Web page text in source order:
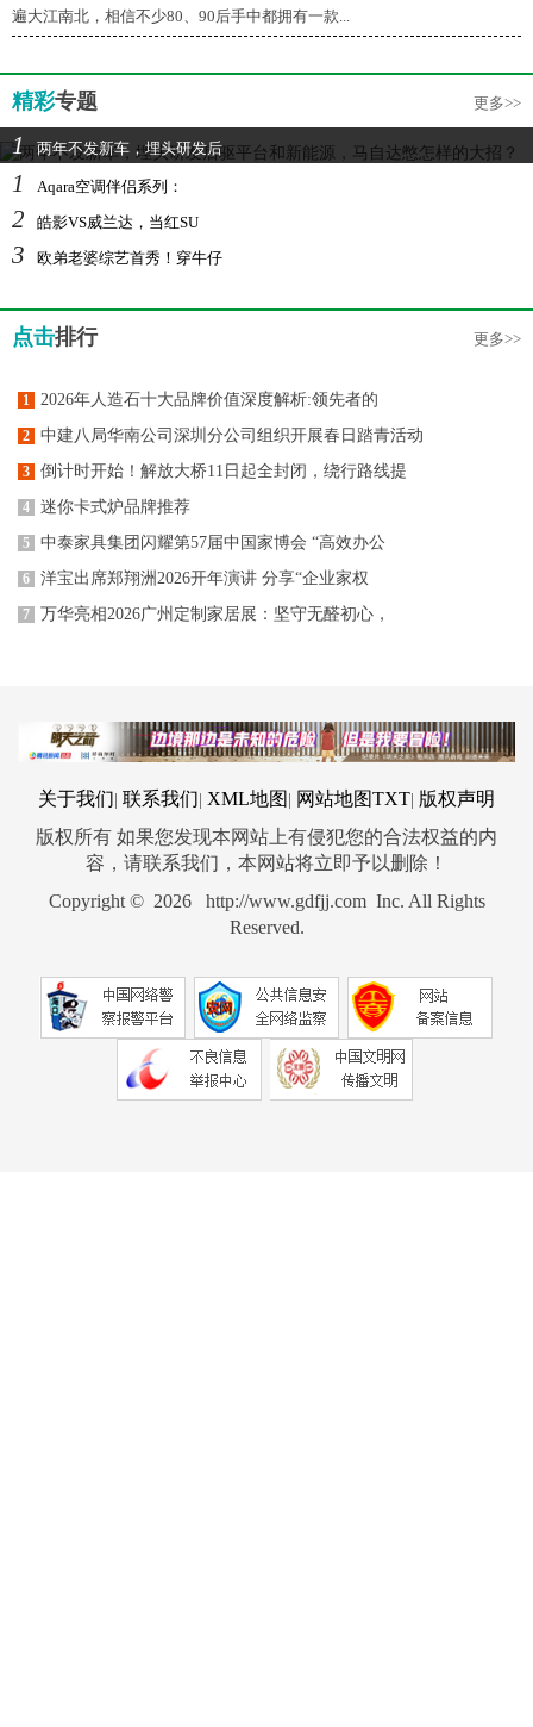
遍大江南北，相信不少80、90后手中都拥有一款...
精彩专题 更多>>
1 两年不发新车，埋头研发后
1 Aqara空调伴侣系列：
2 皓影VS威兰达，当红SU
3 欧弟老婆综艺首秀！穿牛仔
点击排行 更多>>
1 2026年人造石十大品牌价值深度解析:领先者的
2 中建八局华南公司深圳分公司组织开展春日踏青活动
3 倒计时开始！解放大桥11日起全封闭，绕行路线提
4 迷你卡式炉品牌推荐
5 中泰家具集团闪耀第57届中国家博会 “高效办公
6 洋宝出席郑翔洲2026开年演讲 分享“企业家权
7 万华亮相2026广州定制家居展：坚守无醛初心，
关于我们 联系我们 XML地图 网站地图TXT 版权声明
版权所有 如果您发现本网站上有侵犯您的合法权益的内
容，请联系我们，本网站将立即予以删除！
Copyright © 2026 http://www.gdfjj.com Inc. All Rights
Reserved.